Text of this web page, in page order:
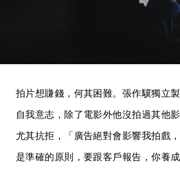
拍片想賺錢，何其困難。張作驥獨立
自我意志，除了電影外他沒拍過其他
尤其抗拒，「廣告絕對會影響我拍戲
是準確的原則，要跟客戶報告，你養